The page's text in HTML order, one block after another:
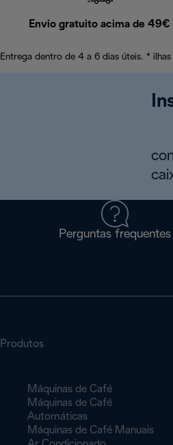
Envio gratuito acima de 49€
Entrega dentro de 4 a 6 dias úteis. * ilhas
Perguntas frequentes
Produtos
Máquinas de Café
Máquinas de Café
Automáticas
Máquinas de Café Manuais